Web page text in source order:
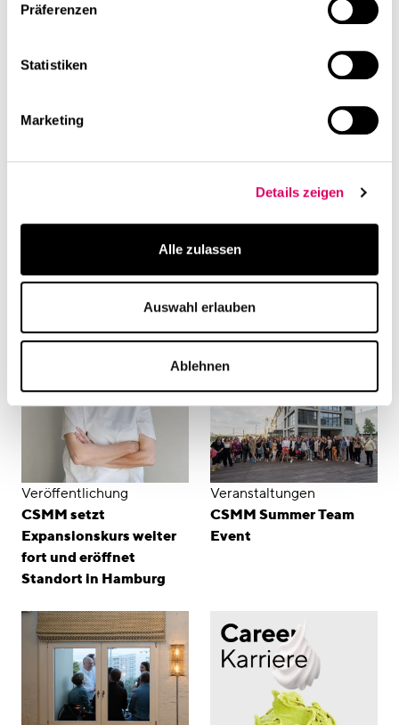
Präferenzen
Statistiken
Marketing
Details zeigen
Alle zulassen
Auswahl erlauben
Ablehnen
Weiterführende Inhalte
Standort
Veröffentlichung
CSMM setzt
Expansionskurs weiter
fort und eröffnet
Standort in Hamburg
Veranstaltungen
CSMM Summer Team
Event